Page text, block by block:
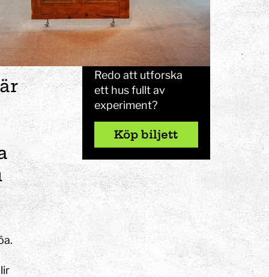
ANDRÉAS
Köp biljett
Redo att utforska
ett hus fullt av
experiment?
Köp biljett